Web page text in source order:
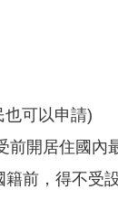
可以申請)
開居住國內
前，得不受設